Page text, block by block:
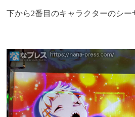
下から2番目のキャラクターのシ